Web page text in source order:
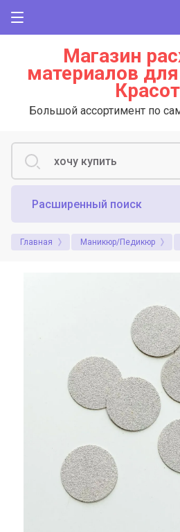
Магазин
материалов
Большой ассортимент по
Расширенный поиск
Главная Маникюр/Педикюр